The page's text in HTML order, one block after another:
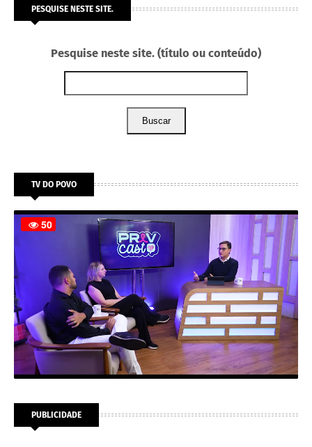
PESQUISE NESTE SITE.
Pesquise neste site. (título ou conteúdo)
Buscar
TV DO POVO
PUBLICIDADE